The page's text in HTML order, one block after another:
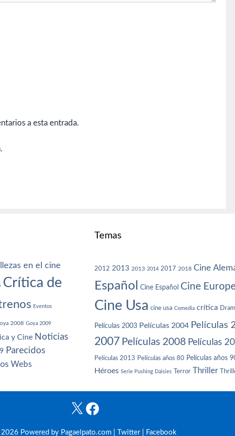
a esta entrada.
en el cine
Crítica de
Eventos
2008 Goya 2009
y Cine Noticias
Parecidos
Webs
Temas
2012 2013 2013 2014 2017 2018 Cine
Español
Cine Español Cine
Cine Usa cine usa Comedia crítica
Películas 2003 Películas 2004 Películas
2007 Películas 2008 Películas
Películas 2013 Películas años 80 Películas años
Héroes Serie Pushing Daisies Terror Thriller
X Facebook
Powered by Pagaelpato.com | Twitter| Facebook